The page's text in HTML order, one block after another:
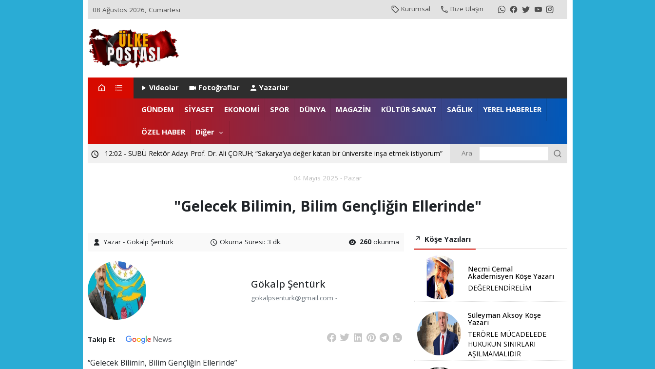
08 Ağustos 2026, Cumartesi Kurumsal Bize Ulaşın
Videolar Fotoğraflar Yazarlar
GÜNDEM SİYASET EKONOMİ SPOR DÜNYA MAGAZİN KÜLTÜR SANAT SAĞLIK YEREL HABERLER
ÖZEL HABER Diğer
22:29 - ZEYNEP ARI TETİK İSTANBUL EMNİYET MÜDÜRLÜĞÜ’NE ATANDI
12:02 - SUBÜ Rektör Adayı Prof. Dr. Ali ÇORUH; “Sakarya’ya değer katan bir üniversite inşa etmek istiyorum” Ara
04 Mayıs 2025 - Pazar
"Gelecek Bilimin, Bilim Gençliğin Ellerinde"
Yazar - Gökalp Şentürk Okuma Süresi: 3 dk. 260 okunma
Gökalp Şentürk
gokalpsenturk@gmail.com -
Takip Et
“Gelecek Bilimin, Bilim Gençliğin Ellerinde”
Köşe Yazıları
Necmi Cemal
Akademisyen Köşe Yazarı
DEĞERLENDİRELİM
Süleyman Aksoy Köşe
Yazarı
TERÖRLE MÜCADELEDE
HUKUKUN SINIRLARI
AŞILMAMALIDIR